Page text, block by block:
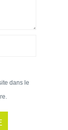
dans le